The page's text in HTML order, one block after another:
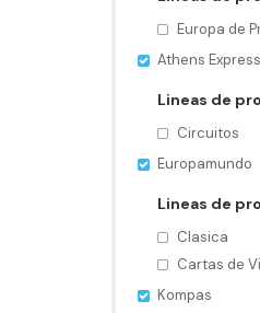
Europa de
Athens Express
Lineas de
Circuitos
Europamundo
Lineas de
Clasica
Cartas de
Kompas